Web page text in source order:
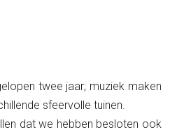
twee jaar; muziek maken
sfeervolle tuinen.
dat we hebben besloten ook